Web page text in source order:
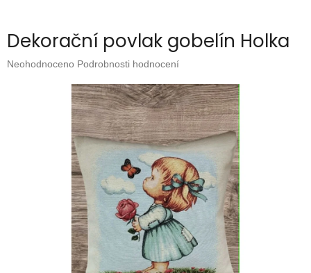
Dekorační povlak gobelín Holka
Průměrné
Neohodnoceno Podrobnosti hodnocení